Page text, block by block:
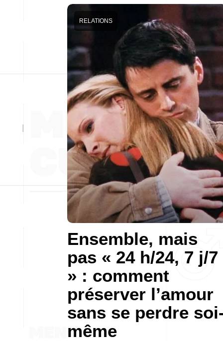
Ensemble, mais
pas « 24 h/24, 7 j/7
» : comment
préserver l’amour
sans se perdre
même
RELATIONS